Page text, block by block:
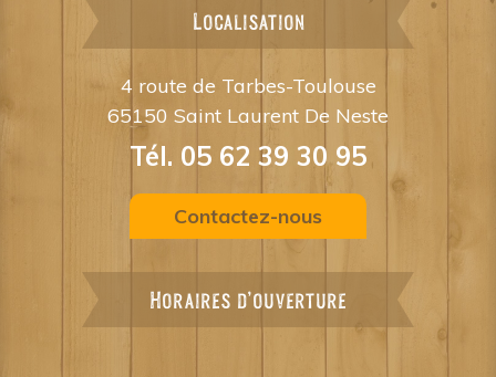
Localisation
4 route de Tarbes-Toulouse
65150 Saint Laurent De Neste
Tél. 05 62 39 30 95
Contactez-nous
Horaires d'ouverture